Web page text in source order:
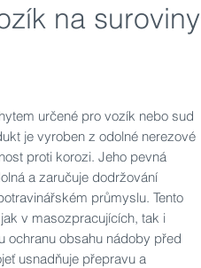
na suroviny
určené pro vozík nebo sud
je vyroben z odolné nerezové
proti korozi. Jeho pevná
a zaručuje dodržování
průmyslu. Tento
v masozpracujících, tak i
ochranu obsahu nádoby před
usnadňuje přepravu a